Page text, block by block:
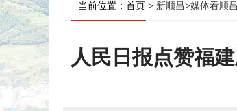
当前位置：首页 > 新顺昌>媒体看顺昌
人民日报点赞福